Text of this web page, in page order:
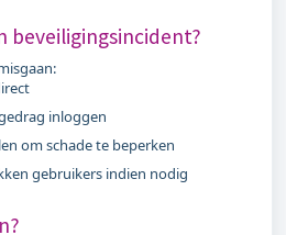
beveiligingsincident?
inloggen
om schade te beperken
gebruikers indien nodig